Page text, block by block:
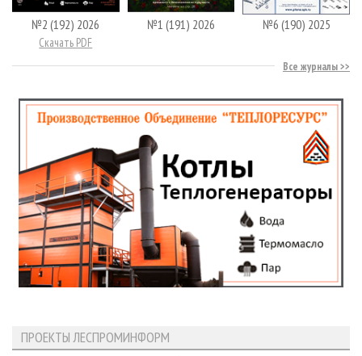
№2 (192) 2026
Скачать PDF
№1 (191) 2026 №6 (190) 2025
Все журналы
ПРОЕКТЫ ЛЕСПРОМИНФОРМ